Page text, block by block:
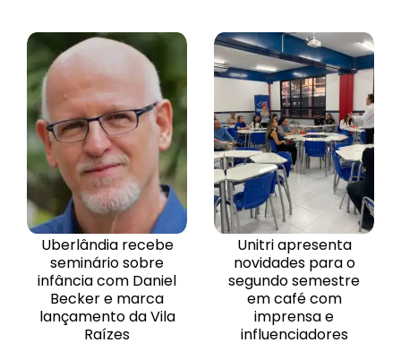
Uberlândia recebe
seminário sobre
infância com Daniel
Becker e marca
lançamento da Vila
Raízes
Unitri apresenta
novidades para o
segundo semestre
em café com
imprensa e
influenciadores